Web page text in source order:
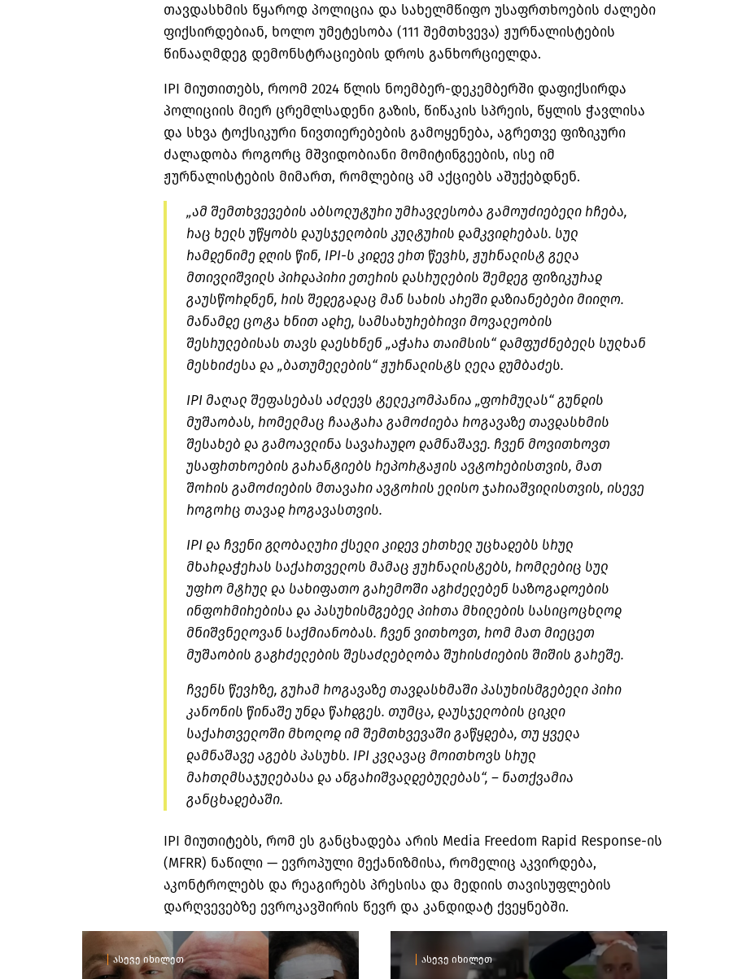
თავდასხმის წყაროდ პოლიცია და სახელმწიფო უსაფრთხოების ძალები
ფიქსირდებიან, ხოლო უმეტესობა (111 შემთხვევა) ჟურნალისტების
წინააღმდეგ დემონსტრაციების დროს განხორციელდა.
IPI მიუთითებს, როომ 2024 წლის ნოემბერ-დეკემბერში დაფიქსირდა
პოლიციის მიერ ცრემლსადენი გაზის, წიწაკის სპრეის, წყლის ჭავლისა
და სხვა ტოქსიკური ნივთიერებების გამოყენება, აგრეთვე ფიზიკური
ძალადობა როგორც მშვიდობიანი მომიტინგეების, ისე იმ
ჟურნალისტების მიმართ, რომლებიც ამ აქციებს აშუქებდნენ.
„ამ შემთხვევების აბსოლუტური უმრავლესობა გამოუძიებელი რჩება,
რაც ხელს უწყობს დაუსჯელობის კულტურის დამკვიდრებას. სულ
რამდენიმე დღის წინ, IPI-ს კიდევ ერთ წევრს, ჟურნალისტ გელა
მთივლიშვილს პირდაპირი ეთერის დასრულების შემდეგ ფიზიკურად
გაუსწორდნენ, რის შედეგადაც მან სახის არეში დაზიანებები მიიღო.
მანამდე ცოტა ხნით ადრე, სამსახურებრივი მოვალეობის
შესრულებისას თავს დაესხნენ „აჭარა თაიმსის“ დამფუძნებელს სულხან
მესხიძესა და „ბათუმელების“ ჟურნალისტს ლელა დუმბაძეს.
IPI მაღალ შეფასებას აძლევს ტელეკომპანია „ფორმულას“ გუნდის
მუშაობას, რომელმაც ჩაატარა გამოძიება როგავაზე თავდასხმის
შესახებ და გამოავლინა სავარაუდო დამნაშავე. ჩვენ მოვითხოვთ
უსაფრთხოების გარანტიებს რეპორტაჟის ავტორებისთვის, მათ
შორის გამოძიების მთავარი ავტორის ელისო ჯარიაშვილისთვის, ისევე
როგორც თავად როგავასთვის.
IPI და ჩვენი გლობალური ქსელი კიდევ ერთხელ უცხადებს სრულ
მხარდაჭერას საქართველოს მამაც ჟურნალისტებს, რომლებიც სულ
უფრო მტრულ და სახიფათო გარემოში აგრძელებენ საზოგადოების
ინფორმირებისა და პასუხისმგებელ პირთა მხილების სასიცოცხლოდ
მნიშვნელოვან საქმიანობას. ჩვენ ვითხოვთ, რომ მათ მიეცეთ
მუშაობის გაგრძელების შესაძლებლობა შურისძიების შიშის გარეშე.
ჩვენს წევრზე, გურამ როგავაზე თავდასხმაში პასუხისმგებელი პირი
კანონის წინაშე უნდა წარდგეს. თუმცა, დაუსჯელობის ციკლი
საქართველოში მხოლოდ იმ შემთხვევაში გაწყდება, თუ ყველა
დამნაშავე აგებს პასუხს. IPI კვლავაც მოითხოვს სრულ
მართლმსაჯულებასა და ანგარიშვალდებულებას“, – ნათქვამია
განცხადებაში.
IPI მიუთიტებს, რომ ეს განცხადება არის Media Freedom Rapid Response-ის
(MFRR) ნაწილი — ევროპული მექანიზმისა, რომელიც აკვირდება,
აკონტროლებს და რეაგირებს პრესისა და მედიის თავისუფლების
დარღვევებზე ევროკავშირის წევრ და კანდიდატ ქვეყნებში.
ასევე იხილეთ ასევე იხილეთ